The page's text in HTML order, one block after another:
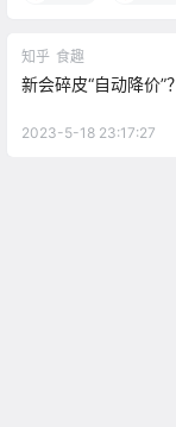
知乎 食趣
新会碎皮“自动降价”？
2023-5-18 23:17:27